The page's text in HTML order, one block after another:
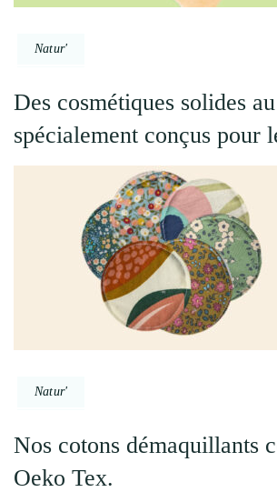
Natur'
Des cosmétiques solides
spécialement conçus pour
Natur'
Nos cotons démaquillants
Oeko Tex.